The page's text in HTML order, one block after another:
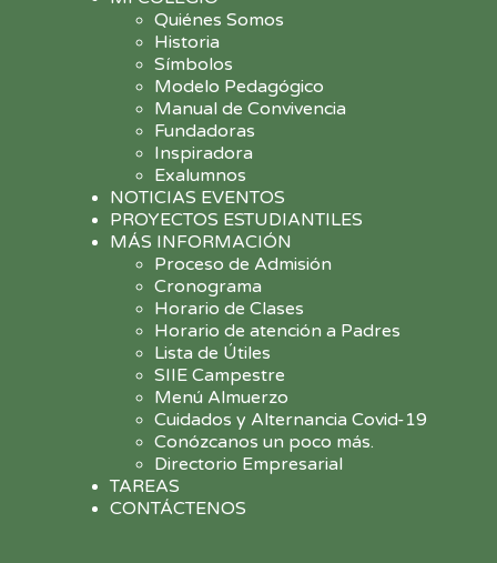
Quiénes Somos
Historia
Símbolos
Modelo Pedagógico
Manual de Convivencia
Fundadoras
Inspiradora
Exalumnos
NOTICIAS EVENTOS
PROYECTOS ESTUDIANTILES
MÁS INFORMACIÓN
Proceso de Admisión
Cronograma
Horario de Clases
Horario de atención a Padres
Lista de Útiles
SIIE Campestre
Menú Almuerzo
Cuidados y Alternancia Covid-19
Conózcanos un poco más.
Directorio Empresarial
TAREAS
CONTÁCTENOS